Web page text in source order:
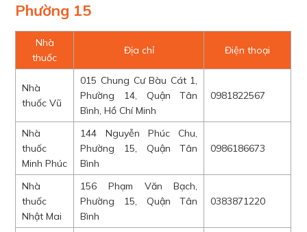
Phường 15
Nhà
thuốc
Địa chỉ Điện thoại
Nhà
thuốc Vũ
015 Chung Cư Bàu Cát 1,
Phường 14, Quận Tân
Bình, Hồ Chí Minh
0981822567
Nhà
thuốc
Minh Phúc
144 Nguyễn Phúc Chu,
Phường 15, Quận Tân
Bình
0986186673
Nhà
thuốc
Nhật Mai
156 Phạm Văn Bạch,
Phường 15, Quận Tân
Bình
0383871220